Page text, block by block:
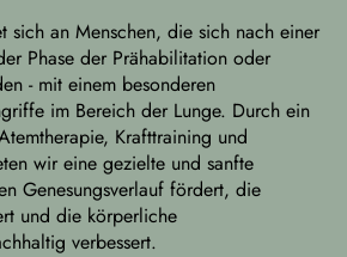
sich an Menschen, die sich nach einer
Phase der Prähabilitation oder
- mit einem besonderen
im Bereich der Lunge. Durch ein
Krafttraining und
wir eine gezielte und sanfte
Genesungsverlauf fördert, die
und die körperliche
verbessert.